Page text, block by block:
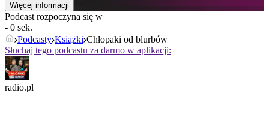
Więcej informacji
Podcast rozpoczyna się w
- 0 sek.
Podcasty Książki Chłopaki od blurbów
Słuchaj tego podcastu za darmo w aplikacji:
radio.pl